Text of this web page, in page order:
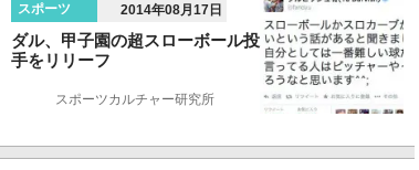
スポーツ 2014年08月17日
ダル、甲子園の超スローボール投
手をリリーフ
スポーツカルチャー研究所